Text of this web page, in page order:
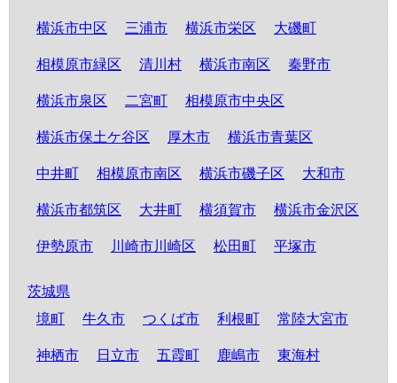
横浜市中区 三浦市 横浜市栄区 大磯町
相模原市緑区 清川村 横浜市南区 秦野市
横浜市泉区 二宮町 相模原市中央区
横浜市保土ケ谷区 厚木市 横浜市青葉区
中井町 相模原市南区 横浜市磯子区 大和市
横浜市都筑区 大井町 横須賀市 横浜市金沢区
伊勢原市 川崎市川崎区 松田町 平塚市
茨城県
境町
牛久市 つくば市 利根町 常陸大宮市
神栖市 日立市 五霞町 鹿嶋市 東海村